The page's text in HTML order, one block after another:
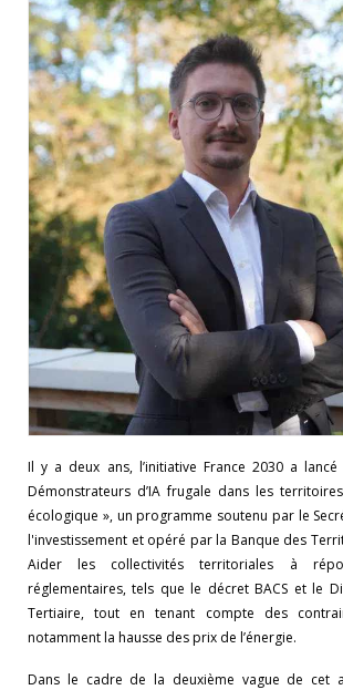
Il y a deux ans, l’initiative France 2030 a
Démonstrateurs d’IA frugale dans les
écologique », un programme soutenu par le
l'investissement et opéré par la Banque des
Aider les collectivités territoriales à
réglementaires, tels que le décret BACS et le
Tertiaire, tout en tenant compte des
notamment la hausse des prix de l’énergie.
Dans le cadre de la deuxième vague de cet